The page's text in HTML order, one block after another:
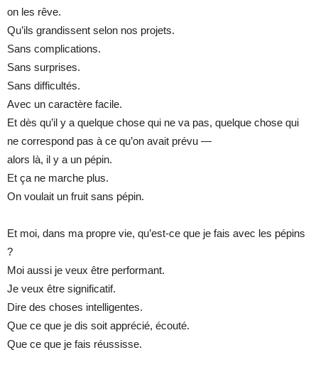
on les rêve.
Qu’ils grandissent selon nos projets.
Sans complications.
Sans surprises.
Sans difficultés.
Avec un caractère facile.
Et dès qu’il y a quelque chose qui ne va pas, quelque chose qui
ne correspond pas à ce qu’on avait prévu —
alors là, il y a un pépin.
Et ça ne marche plus.
On voulait un fruit sans pépin.
Et moi, dans ma propre vie, qu’est-ce que je fais avec les pépins
?
Moi aussi je veux être performant.
Je veux être significatif.
Dire des choses intelligentes.
Que ce que je dis soit apprécié, écouté.
Que ce que je fais réussisse.